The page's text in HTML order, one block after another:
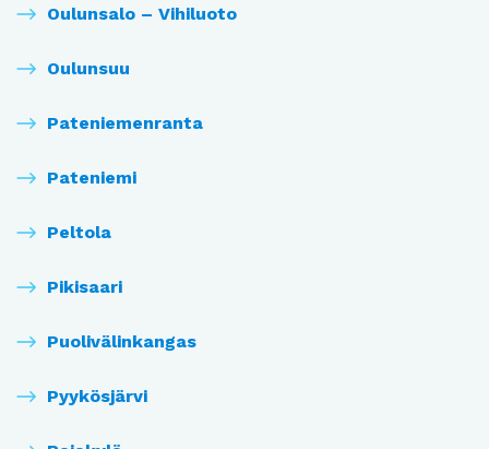
Oulunsalo – Vihiluoto
Oulunsuu
Pateniemenranta
Pateniemi
Peltola
Pikisaari
Puolivälinkangas
Pyykösjärvi